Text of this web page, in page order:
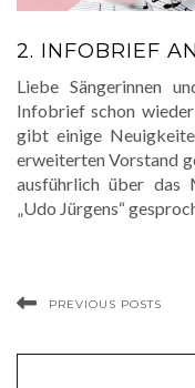
2. INFOBRIEF
Liebe Sängerinnen
Infobrief schon
gibt einige
erweiterten Vorstand
ausführlich über das
„Udo Jürgens“
PREVIOUS POSTS